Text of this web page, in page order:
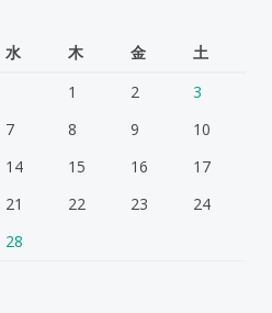
水 木 金
土
1
2
3
7 8 9
10
14 15 16
17
21 22 23
24
28